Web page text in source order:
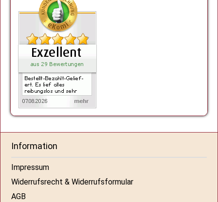
Information
Impressum
Widerrufsrecht & Widerrufsformular
AGB